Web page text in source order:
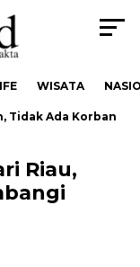
WISATA
Ada Korban
Riau,